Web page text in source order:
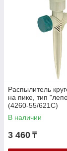
Распылитель
на пике, тип
(4260-55/621C)
В наличии
3 460 ₸